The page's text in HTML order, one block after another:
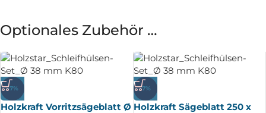
Optionales Zubehör …
-7%
Holzkraft Vorritzsägeblatt Ø
-7%
Holzkraft Sägeblatt 250 x